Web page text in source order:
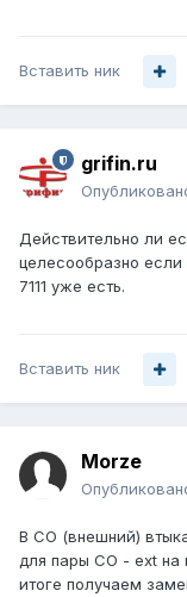
Вставить ник
grifin.ru
Действительно ли
целесообразно если
7111 уже есть.
Вставить ник
Morze
В CO (внешний)
для пары CO - ext
итоге получаем